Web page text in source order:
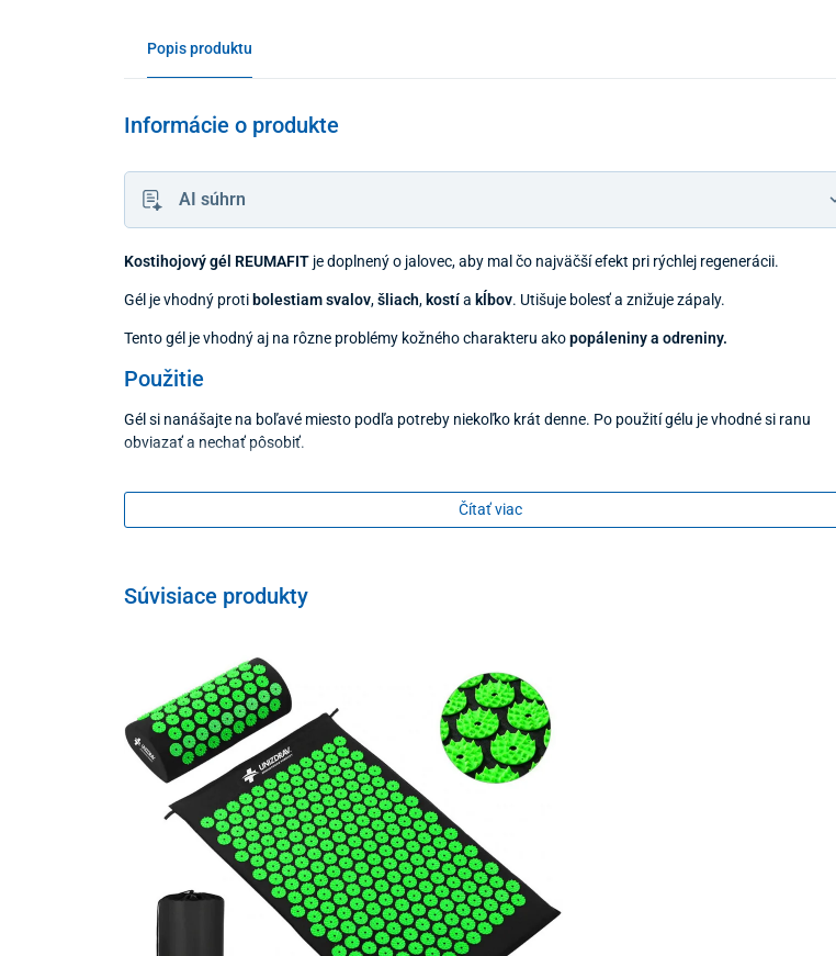
Popis produktu
Informácie o produkte
AI súhrn
Kostihojový gél REUMAFITje doplnený o jalovec, aby mal čo najväčší efekt pri rýchlej regenerácii.
Gél je vhodný proti bolestiam svalov,šliach, kostía kĺbov. Utišuje bolesť a znižuje zápaly.
Tento gél je vhodný aj na rôzne problémy kožného charakteru akopopáleniny a odreniny.
Použitie
Gél si nanášajte na boľavé miesto podľa potreby niekoľko krát denne. Po použití gélu je vhodné si ranu
obviazať a nechať pôsobiť.
350 g
Čítať viac
Súvisiace produkty